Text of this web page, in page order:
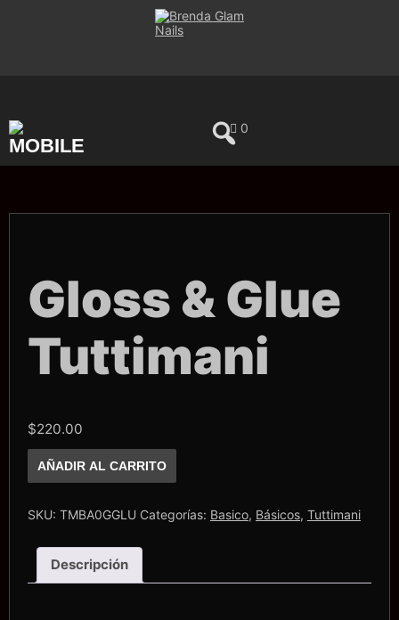
0
Gloss & Glue
Tuttimani
$220.00
Gloss
Glue
cantidad
AÑADIR AL CARRITO
SKU: TMBA0GGLU Categorías: Basico, Básicos, Tuttimani
Descripción